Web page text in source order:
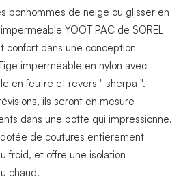
bonhommes de neige ou glisser en
YOOT PAC de SOREL
confort dans une conception
imperméable en nylon avec
en feutre et revers " sherpa ".
ils seront en mesure
dans une botte qui impressionne.
de coutures entièrement
froid, et offre une isolation
chaud.